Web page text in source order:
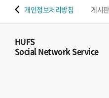
개인정보처리방침 게시
HUFS
Social Network Service